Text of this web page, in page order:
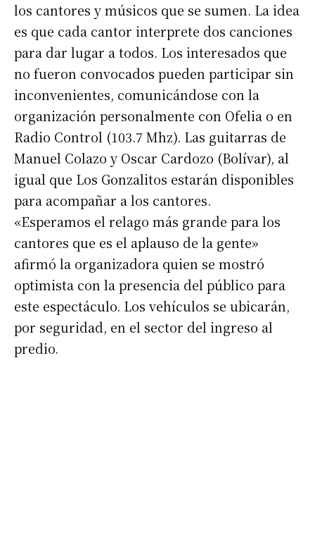
los cantores y músicos que se sumen. La idea
es que cada cantor interprete dos canciones
para dar lugar a todos. Los interesados que
no fueron convocados pueden participar sin
inconvenientes, comunicándose con la
organización personalmente con Ofelia o en
Radio Control (103.7 Mhz). Las guitarras de
Manuel Colazo y Oscar Cardozo (Bolívar), al
igual que Los Gonzalitos estarán disponibles
para acompañar a los cantores.
«Esperamos el relago más grande para los
cantores que es el aplauso de la gente»
afirmó la organizadora quien se mostró
optimista con la presencia del público para
este espectáculo. Los vehículos se ubicarán,
por seguridad, en el sector del ingreso al
predio.